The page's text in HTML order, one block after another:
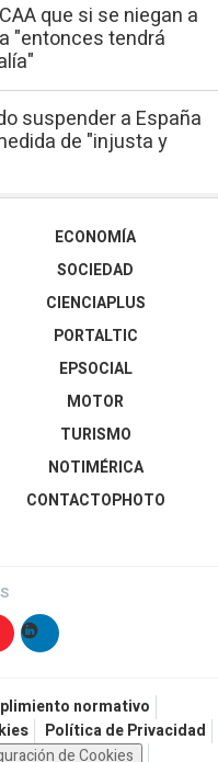
que si se niegan a
"entonces tendrá
suspender a España
de "injusta y
ECONOMÍA
SOCIEDAD
CIENCIAPLUS
PORTALTIC
EPSOCIAL
MOTOR
TURISMO
NOTIMÉRICA
CONTACTOPHOTO
normativo
Política de Privacidad
de Cookies